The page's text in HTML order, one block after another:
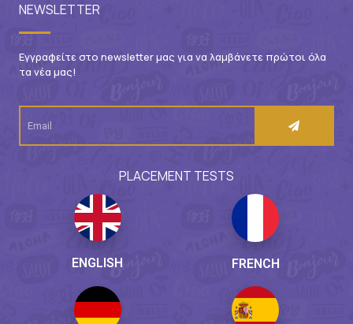
NEWSLETTER
Εγγραφείτε στο newsletter μας για να λαμβάνετε πρώτοι όλα
τα νέα μας!
PLACEMENT TESTS
ENGLISH FRENCH